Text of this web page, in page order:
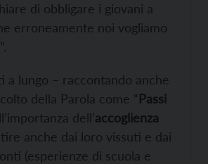
di obbligare i giovani a
erroneamente noi vogliamo
a lungo – raccontando anche
della Parola come “Passi
dell’accoglienza
anche dai loro vissuti e dai
(esperienze di scuola e